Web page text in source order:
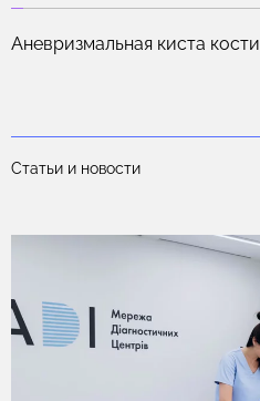
Аневризмальная киста кости
Статьи и новости